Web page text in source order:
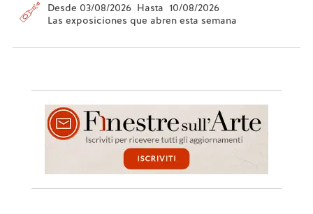
Desde 03/08/2026 Hasta 10/08/2026
Las exposiciones que abren esta semana